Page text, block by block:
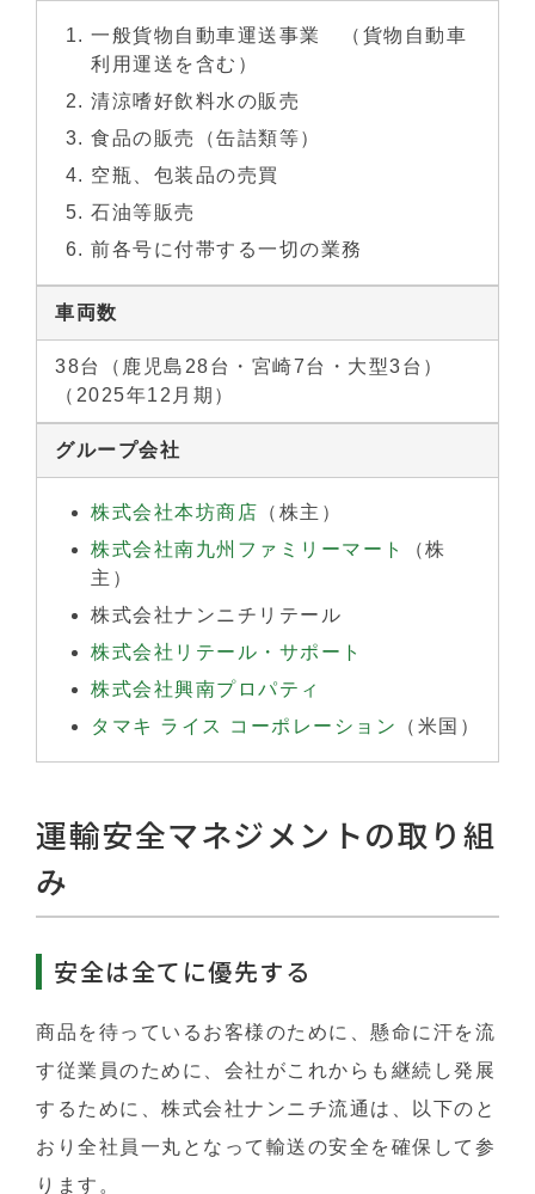
一般貨物自動車運送事業 （貨物自動車
利用運送を含む）
清涼嗜好飲料水の販売
食品の販売（缶詰類等）
空瓶、包装品の売買
石油等販売
前各号に付帯する一切の業務
車両数
38台（鹿児島28台・宮崎7台・大型3台）
（2025年12月期）
グループ会社
株式会社本坊商店 （株主）
株式会社南九州ファミリーマート
（株
主）
株式会社ナンニチリテール
株式会社リテール・サポート
株式会社興南プロパティ
タマキ ライス コーポレーション
（米国）
運輸安全マネジメントの取り組
み
安全は全てに優先する
商品を待っているお客様のために、懸命に汗を流
す従業員のために、会社がこれからも継続し発展
するために、株式会社ナンニチ流通は、以下のと
おり全社員一丸となって輸送の安全を確保して参
ります。